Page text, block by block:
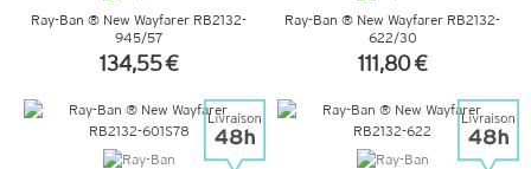
Ray-Ban ® New Wayfarer RB2132-
945/57
134,55 €
Ray-Ban ® New Wayfarer RB2132-
622/30
111,80 €